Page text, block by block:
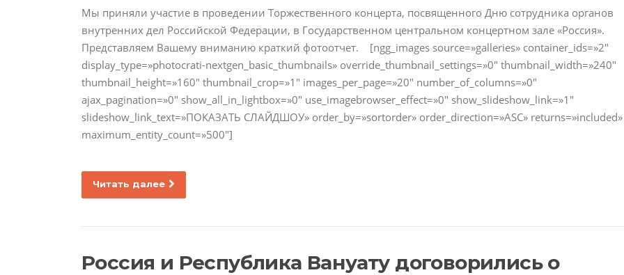
Мы приняли участие в проведении Торжественного концерта, посвященного Дню сотрудника органов
внутренних дел Российской Федерации, в Государственном центральном концертном зале «Россия».
Представляем Вашему вниманию краткий фотоотчет. [ngg_images source=»galleries» container_ids=»2″
display_type=»photocrati-nextgen_basic_thumbnails» override_thumbnail_settings=»0″ thumbnail_width=»240″
thumbnail_height=»160″ thumbnail_crop=»1″ images_per_page=»20″ number_of_columns=»0″
ajax_pagination=»0″ show_all_in_lightbox=»0″ use_imagebrowser_effect=»0″ show_slideshow_link=»1″
slideshow_link_text=»ПОКАЗАТЬ СЛАЙДШОУ» order_by=»sortorder» order_direction=»ASC» returns=»included»
maximum_entity_count=»500″]
Читать далее
Россия и Республика Вануату договорились о